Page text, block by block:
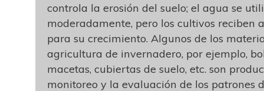
controla la erosión del suelo; el agua se
moderadamente, pero los cultivos reciben
para su crecimiento. Algunos de los
agricultura de invernadero, por ejemplo,
macetas, cubiertas de suelo, etc. son
monitoreo y la evaluación de los patrones